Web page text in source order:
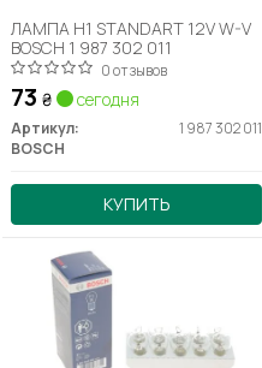
ЛАМПА H1 STANDART 12V W-V
BOSCH 1 987 302 011
0 отзывов
73 ₴ сегодня
Артикул:
1 987 302 011
BOSCH
КУПИТЬ